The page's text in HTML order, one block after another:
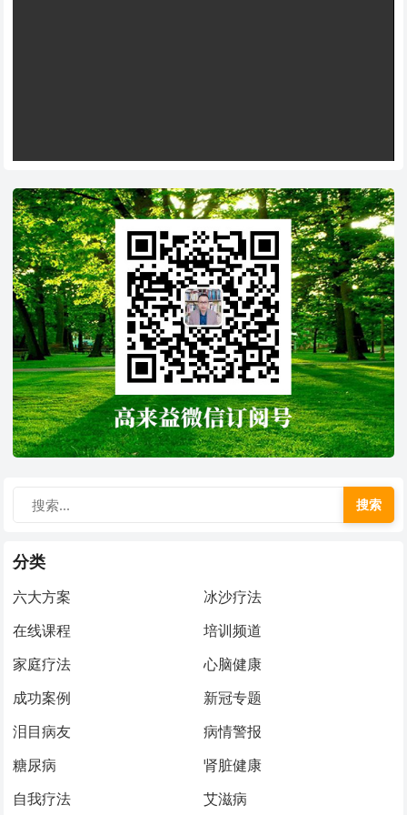
搜索
分类
六大方案
冰沙疗法
在线课程
培训频道
家庭疗法
心脑健康
成功案例
新冠专题
泪目病友
病情警报
糖尿病
肾脏健康
自我疗法
艾滋病